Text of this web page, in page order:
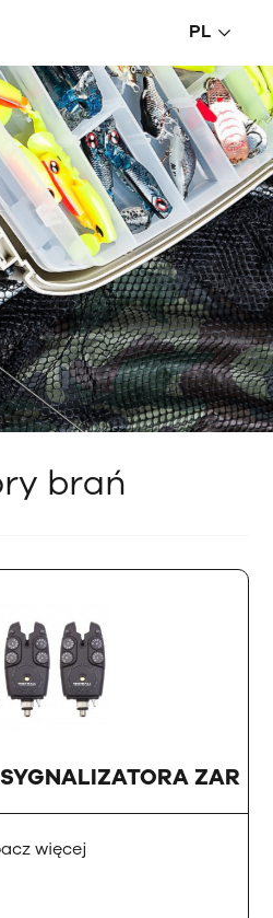
PL
brań
ZAR
więcej